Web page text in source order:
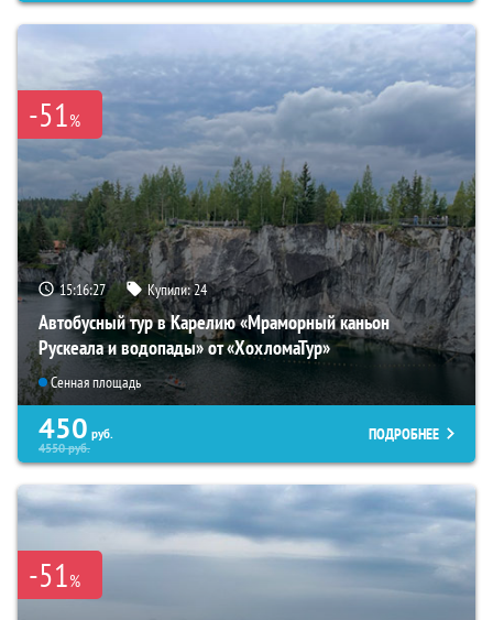
-51%
15:16:26 Купили:24
Автобусный тур в Карелию «Мраморный каньон
Рускеала и водопады» от «ХохломаТур»
Сенная площадь
450 руб.
4550руб.
ПОДРОБНЕЕ
-51%